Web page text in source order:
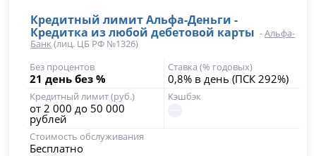
Кредитный лимит Альфа-Деньги -
Кредитка из любой дебетовой карты -Альфа-
Банк (лиц. ЦБ РФ №1326)
Без процентов
21 день без %
Ставка (% годовых)
0,8% в день (ПСК 292%)
Кредитный лимит (руб.)
от 2 000 до 50 000
рублей
Кэшбэк
Стоимость обслуживания
Бесплатно